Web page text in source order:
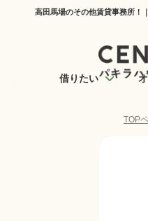
高田馬場のその他賃貸事務所！
借りたい
TOP